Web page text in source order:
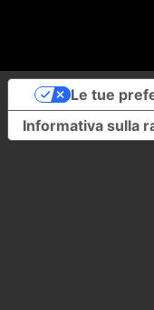
Informativa sulla
Le tue